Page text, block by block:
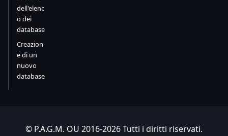
dell'elenc
o dei
database
Creazion
e di un
nuovo
database
© P.A.G.M. OU 2016-2026 Tutti i diritti riservati.